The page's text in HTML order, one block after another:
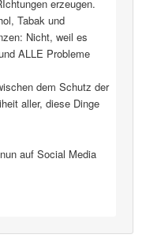
erzeugen.
Tabak und
Nicht, weil es
ALLE Probleme
dem Schutz der
aller, diese Dinge
auf Social Media